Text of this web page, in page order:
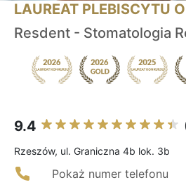
LAUREAT PLEBISCYTU
Resdent - Stomatologia
9.4
Rzeszów, ul. Graniczna 4b lok. 3b
Pokaż numer telefonu